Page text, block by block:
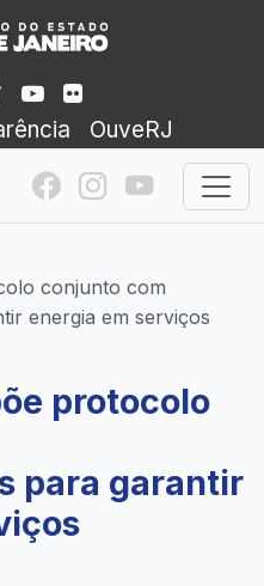
OuveRJ
conjunto com
energia em serviços
protocolo
para garantir